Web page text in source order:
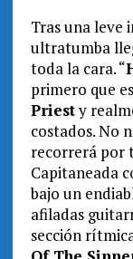
Tras una leve
ultratumba
toda la cara. “
primero que
Priesty
costados. No
recorrerá por
Capitaneada
bajo un
afiladas
sección